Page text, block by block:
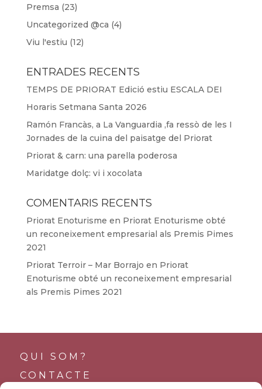
Premsa (23)
Uncategorized @ca (4)
Viu l'estiu (12)
ENTRADES RECENTS
TEMPS DE PRIORAT Edició estiu ESCALA DEI
Horaris Setmana Santa 2026
Ramón Francàs, a La Vanguardia ,fa ressò de les I
Jornades de la cuina del paisatge del Priorat
Priorat & carn: una parella poderosa
Maridatge dolç: vi i xocolata
COMENTARIS RECENTS
Priorat Enoturisme en Priorat Enoturisme obté
un reconeixement empresarial als Premis Pimes
2021
Priorat Terroir – Mar Borrajo en Priorat
Enoturisme obté un reconeixement empresarial
als Premis Pimes 2021
QUI SOM?
CONTACTE